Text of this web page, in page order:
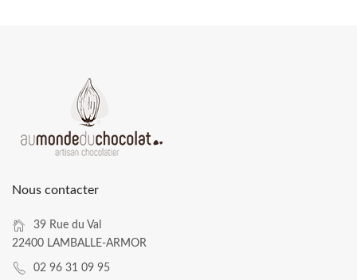
Nous contacter
39 Rue du Val
22400 LAMBALLE-ARMOR
02 96 31 09 95